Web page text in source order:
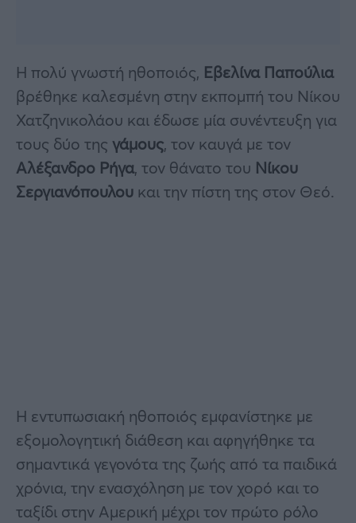
Η πολύ γνωστή ηθοποιός, Εβελίνα Παπούλια
βρέθηκε καλεσμένη στην εκπομπή του Νίκου
Χατζηνικολάου και έδωσε μία συνέντευξη για
τους δύο της γάμους, τον καυγά με τον
Αλέξανδρο Ρήγα, τον θάνατο του Νίκου
Σεργιανόπουλου και την πίστη της στον Θεό.
Η εντυπωσιακή ηθοποιός εμφανίστηκε με
εξομολογητική διάθεση και αφηγήθηκε τα
σημαντικά γεγονότα της ζωής από τα παιδικά
χρόνια, την ενασχόληση με τον χορό και το
ταξίδι στην Αμερική μέχρι τον πρώτο ρόλο